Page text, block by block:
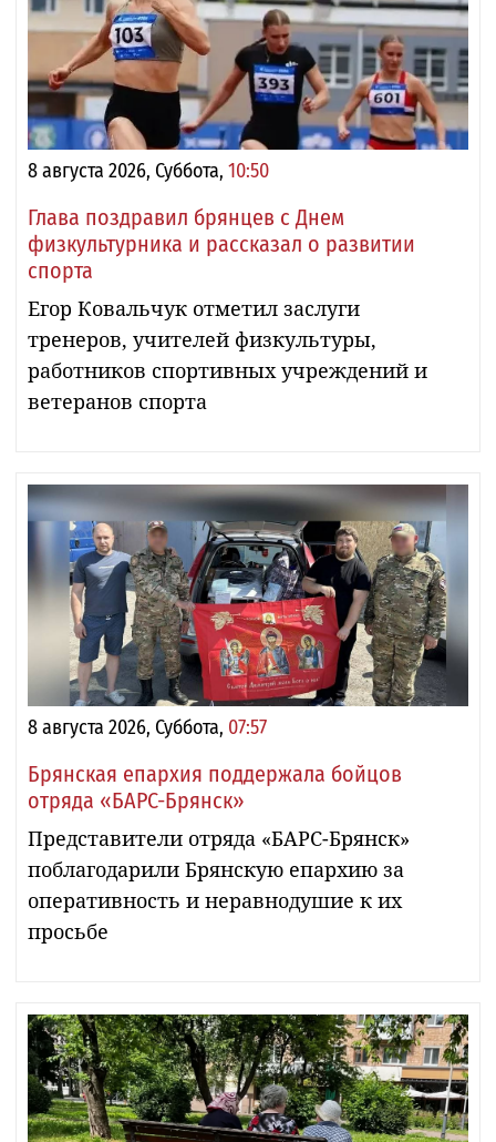
8 августа 2026, Суббота, 10:50
Глава поздравил брянцев с Днем
физкультурника и рассказал о развитии
спорта
Егор Ковальчук отметил заслуги
тренеров, учителей физкультуры,
работников спортивных учреждений и
ветеранов спорта
8 августа 2026, Суббота, 07:57
Брянская епархия поддержала бойцов
отряда «БАРС-Брянск»
Представители отряда «БАРС-Брянск»
поблагодарили Брянскую епархию за
оперативность и неравнодушие к их
просьбе